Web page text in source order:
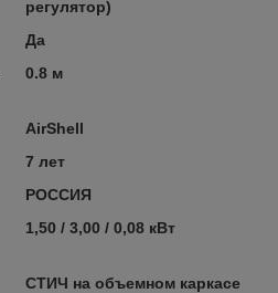
регулятор)
Да
0.8 м
AirShell
7 лет
РОССИЯ
1,50 / 3,00 / 0,08 кВт
СТИЧ на объемном каркасе